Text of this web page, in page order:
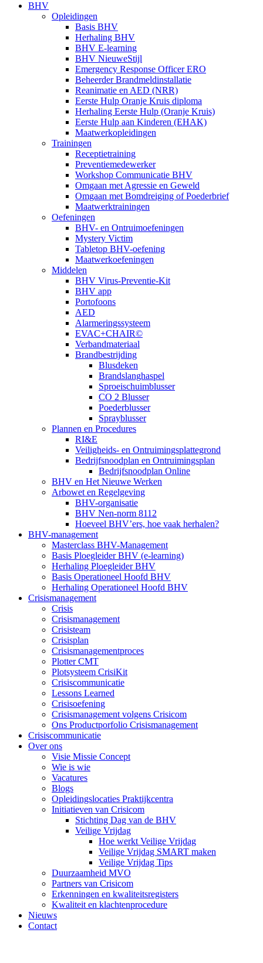
BHV
Opleidingen
Basis BHV
Herhaling BHV
BHV E-learning
BHV NieuweStijl
Emergency Response Officer ERO
Beheerder Brandmeldinstallatie
Reanimatie en AED (NRR)
Eerste Hulp Oranje Kruis diploma
Herhaling Eerste Hulp (Oranje Kruis)
Eerste Hulp aan Kinderen (EHAK)
Maatwerkopleidingen
Trainingen
Receptietraining
Preventiemedewerker
Workshop Communicatie BHV
Omgaan met Agressie en Geweld
Omgaan met Bomdreiging of Poederbrief
Maatwerktrainingen
Oefeningen
BHV- en Ontruimoefeningen
Mystery Victim
Tabletop BHV-oefening
Maatwerkoefeningen
Middelen
BHV Virus-Preventie-Kit
BHV app
Portofoons
AED
Alarmeringssysteem
EVAC+CHAIR©
Verbandmateriaal
Brandbestrijding
Blusdeken
Brandslanghaspel
Sproeischuimblusser
CO 2 Blusser
Poederblusser
Sprayblusser
Plannen en Procedures
RI&E
Veiligheids- en Ontruimingsplattegrond
Bedrijfsnoodplan en Ontruimingsplan
Bedrijfsnoodplan Online
BHV en Het Nieuwe Werken
Arbowet en Regelgeving
BHV-organisatie
BHV Nen-norm 8112
Hoeveel BHV’ers, hoe vaak herhalen?
BHV-management
Masterclass BHV-Management
Basis Ploegleider BHV (e-learning)
Herhaling Ploegleider BHV
Basis Operationeel Hoofd BHV
Herhaling Operationeel Hoofd BHV
Crisismanagement
Crisis
Crisismanagement
Crisisteam
Crisisplan
Crisismanagementproces
Plotter CMT
Plotsysteem CrisiKit
Crisiscommunicatie
Lessons Learned
Crisisoefening
Crisismanagement volgens Crisicom
Ons Productporfolio Crisismanagement
Crisiscommunicatie
Over ons
Visie Missie Concept
Wie is wie
Vacatures
Blogs
Opleidingslocaties Praktijkcentra
Initiatieven van Crisicom
Stichting Dag van de BHV
Veilige Vrijdag
Hoe werkt Veilige Vrijdag
Veilige Vrijdag SMART maken
Veilige Vrijdag Tips
Duurzaamheid MVO
Partners van Crisicom
Erkenningen en kwaliteitsregisters
Kwaliteit en klachtenprocedure
Nieuws
Contact